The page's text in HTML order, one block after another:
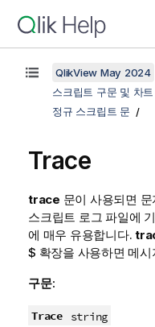
QlikView May 2024
스크립트 구문 및 차
정규 스크립트 문
Trace
trace 문이 사용되면
스크립트 로그 파일에
에 매우 유용합니다.
$ 확장을 사용하면 메
구문:
Trace string